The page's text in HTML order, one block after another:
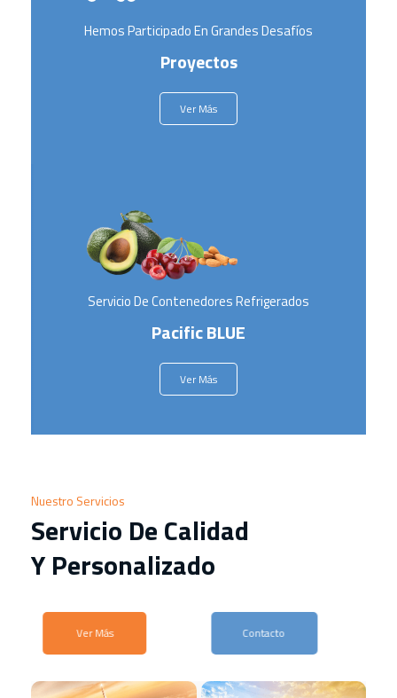
Hemos Participado En Grandes Desafíos
Proyectos
Ver Más
Servicio De Contenedores Refrigerados
Pacific BLUE
Ver Más
Nuestro Servicios
Servicio De Calidad
Y Personalizado
Ver Más Contacto